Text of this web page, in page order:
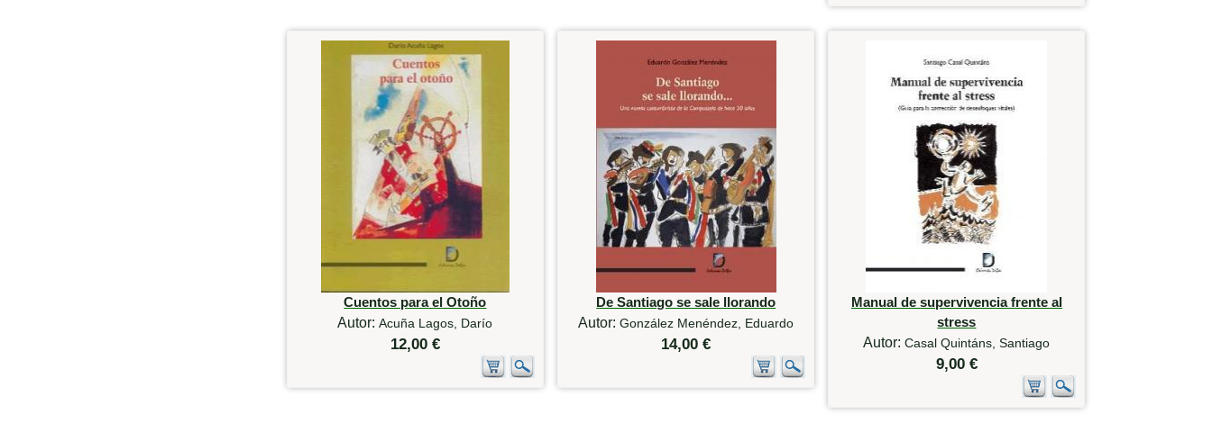
Cuentos para el Otoño
Autor:Acuña Lagos, Darío
12,00 €
De Santiago se sale llorando
Autor:González Menéndez, Eduardo
14,00 €
Manual de supervivencia frente al
stress
Autor:Casal Quintáns, Santiago
9,00 €